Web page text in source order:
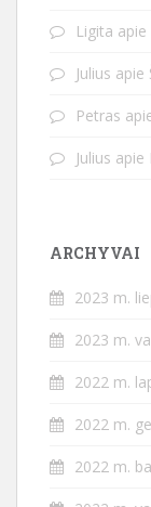
Ligita apie
Julius apie
Petras
Julius apie
ARCHYVAI
2023 m.
2023 m.
2022 m.
2022 m.
2022 m.